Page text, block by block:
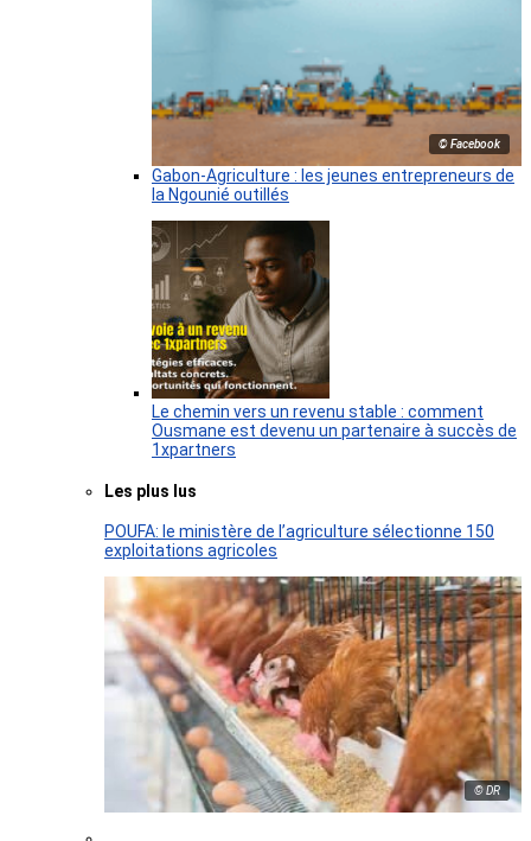
© Facebook
Gabon-Agriculture : les jeunes entrepreneurs de
la Ngounié outillés
Le chemin vers un revenu stable : comment
Ousmane est devenu un partenaire à succès de
1xpartners
Les plus lus
POUFA: le ministère de l’agriculture sélectionne 150
exploitations agricoles
© DR